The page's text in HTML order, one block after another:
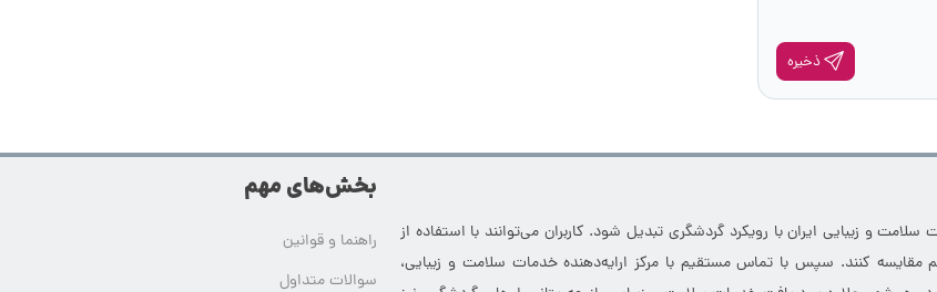
ذخیره
و زیبایی ایران با رویکرد گردشگری تبدیل شود. کاربران می‌توانند با استفاده از
کنند. سپس با تماس مستقیم با مرکز ارایه‌دهنده خدمات سلامت و زیبایی،
بخش‌های مهم
راهنما و قوانین
سوالات متداول